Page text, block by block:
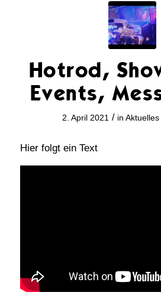
Hotrod,
Events,
2. April 2021 / inAktuelles
Hier folgt ein Text